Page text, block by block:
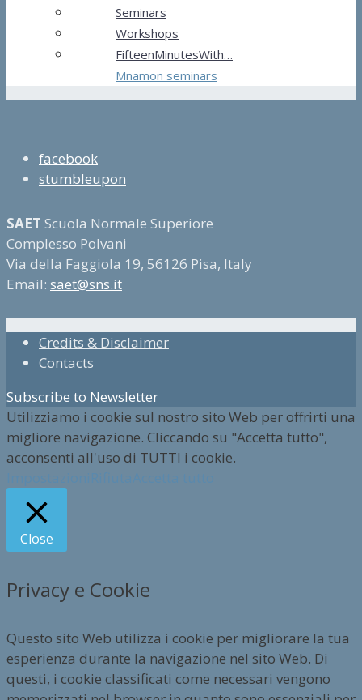
Seminars
Workshops
FifteenMinutesWith…
Mnamon seminars
facebook
stumbleupon
SAET Scuola Normale Superiore
Complesso Polvani
Via della Faggiola 19, 56126 Pisa, Italy
Email: saet@sns.it
Credits & Disclaimer
Contacts
Subscribe to Newsletter
Utilizziamo i cookie sul nostro sito Web per offrirti una
migliore navigazione. Cliccando su "Accetta tutto",
acconsenti all'uso di TUTTI i cookie.
Close
Privacy e Cookie
Questo sito Web utilizza i cookie per migliorare la tua
esperienza durante la navigazione nel sito Web. Di
questi, i cookie classificati come necessari vengono